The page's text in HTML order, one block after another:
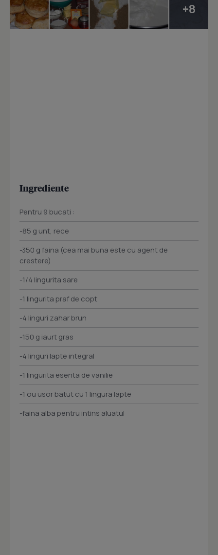
+8
Ingrediente
Pentru 9 bucati :
-85 g unt, rece
-350 g faina (cea mai buna este cu agent de
crestere)
-1/4 lingurita sare
-1 lingurita praf de copt
-4 linguri zahar brun
-150 g iaurt gras
-4 linguri lapte integral
-1 lingurita esenta de vanilie
-1 ou usor batut cu 1 lingura lapte
-faina alba pentru intins aluatul